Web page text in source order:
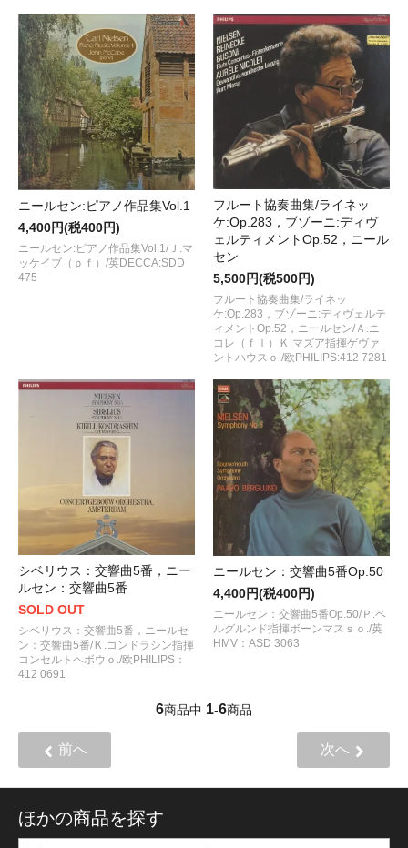
ニールセン:ピアノ作品集Vol.1
4,400円(税400円)
ニールセン:ピアノ作品集Vol.1/Ｊ.マ
ッケイブ（ｐｆ）/英DECCA:SDD
475
フルート協奏曲集/ライネッ
ケ:Op.283，ブゾーニ:ディヴ
ェルティメントOp.52，ニール
セン
5,500円(税500円)
フルート協奏曲集/ライネッ
ケ:Op.283，ブゾーニ:ディヴェルテ
ィメントOp.52，ニールセン/Ａ.ニ
コレ（ｆｌ）Ｋ.マズア指揮ゲヴァ
ントハウスｏ./欧PHILIPS:412 7281
シベリウス：交響曲5番，ニー
ルセン：交響曲5番
SOLD OUT
シベリウス：交響曲5番，ニールセ
ン：交響曲5番/Ｋ.コンドラシン指揮
コンセルトヘボウｏ./欧PHILIPS：
412 0691
ニールセン：交響曲5番Op.50
4,400円(税400円)
ニールセン：交響曲5番Op.50/Ｐ.ベ
ルグルンド指揮ボーンマスｓｏ./英
HMV：ASD 3063
6商品中 1-6商品
前へ 次へ
ほかの商品を探す